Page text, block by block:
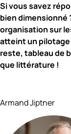
Si vous savez
bien dimensionné
organisation sur
atteint un
reste, tableau de
que littérature !
Armand Jiptner